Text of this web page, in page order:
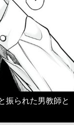
振られた男教師と